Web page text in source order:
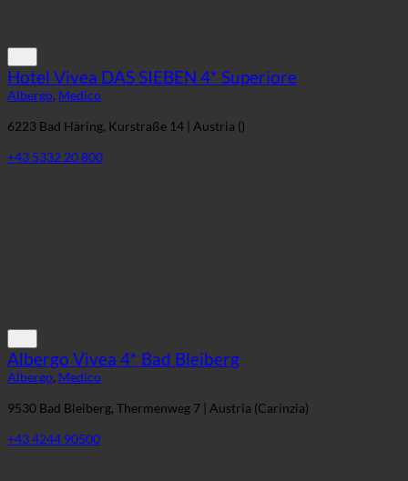
Hotel Vivea DAS SIEBEN 4* Superiore
Albergo, Medico
6223 Bad Häring, Kurstraße 14 | Austria ()
+43 5332 20 800
Albergo Vivea 4* Bad Bleiberg
Albergo, Medico
9530 Bad Bleiberg, Thermenweg 7 | Austria (Carinzia)
+43 4244 90500